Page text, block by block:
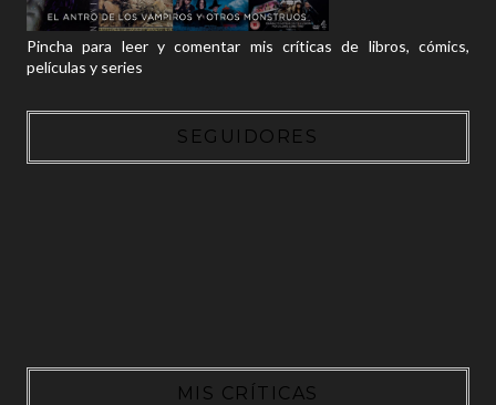
Pincha para leer y comentar mis críticas de libros, cómics,
películas y series
SEGUIDORES
MIS CRÍTICAS